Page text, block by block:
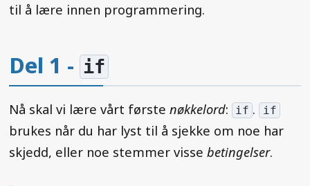
til å lære innen programmering.
Del 1 - if
Nå skal vi lære vårt første nøkkelord: if . if
brukes når du har lyst til å sjekke om noe har
skjedd, eller noe stemmer visse betingelser.